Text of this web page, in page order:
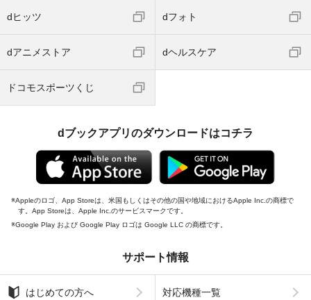
dヒッツ dフォト
dアニメストア dヘルスケア
ドコモスポーツくじ
dブックアプリのダウンロードはコチラ
Appleのロゴ、App Storeは、米国もしくはその他の国や地域におけるApple Inc.の商標で
す。App Storeは、Apple Inc.のサービスマークです。
Google Play および Google Play ロゴは Google LLC の商標です。
サポート情報
はじめての方へ 対応機種一覧